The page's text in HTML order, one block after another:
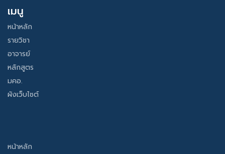
เมนู
หน้าหลัก
รายวิชา
อาจารย์
หลักสูตร
มคอ.
ผังเว็บไซต์
หน้าหลัก